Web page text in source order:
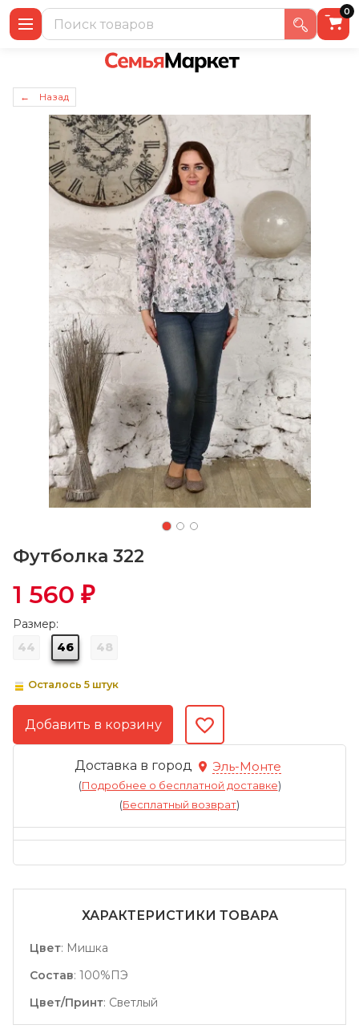
0
← Назад
Футболка 322
1 560 ₽
Размер:
44
46 48
Осталось 5 штук
Доставка в город Эль-Монте
(Подробнее о бесплатной доставке)
(Бесплатный возврат)
ХАРАКТЕРИСТИКИ ТОВАРА
Цвет: Мишка
Состав: 100%ПЭ
Цвет/Принт: Светлый